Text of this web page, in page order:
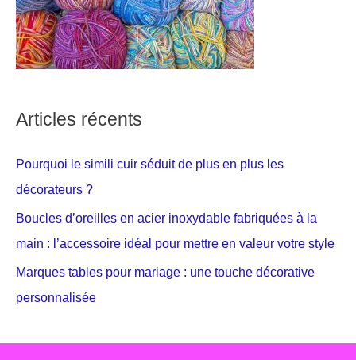
Articles récents
Pourquoi le simili cuir séduit de plus en plus les
décorateurs ?
Boucles d’oreilles en acier inoxydable fabriquées à la
main : l’accessoire idéal pour mettre en valeur votre style
Marques tables pour mariage : une touche décorative
personnalisée